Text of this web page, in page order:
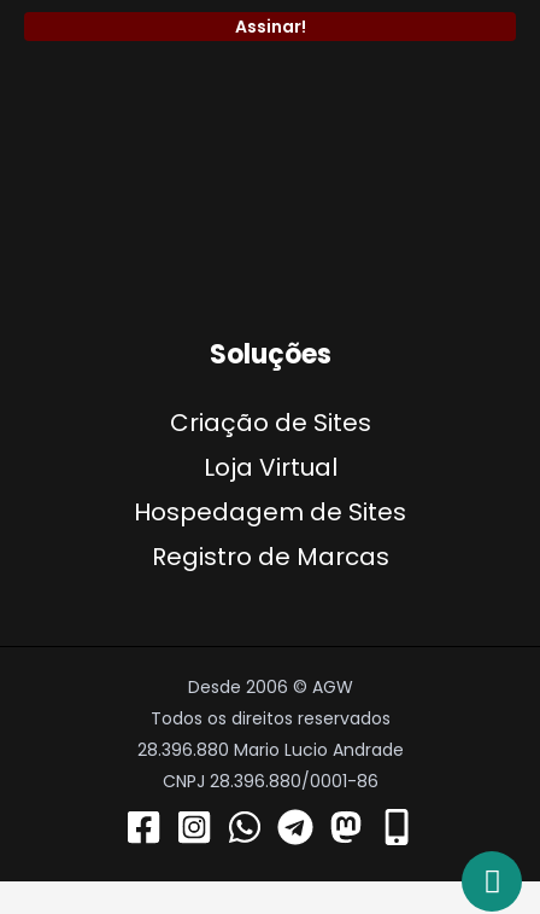
Soluções
Criação de Sites
Loja Virtual
Hospedagem de Sites
Registro de Marcas
Desde 2006 © AGW
Todos os direitos reservados
28.396.880 Mario Lucio Andrade
CNPJ 28.396.880/0001-86